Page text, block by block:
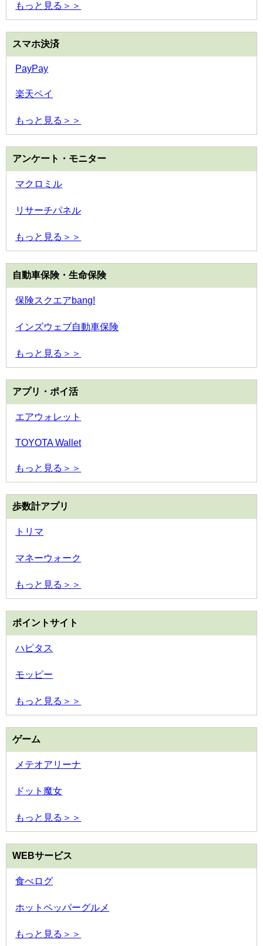
もっと見る＞＞
スマホ決済
PayPay
楽天ペイ
もっと見る＞＞
アンケート・モニター
マクロミル
リサーチパネル
もっと見る＞＞
自動車保険・生命保険
保険スクエアbang!
インズウェブ自動車保険
もっと見る＞＞
アプリ・ポイ活
エアウォレット
TOYOTA Wallet
もっと見る＞＞
歩数計アプリ
トリマ
マネーウォーク
もっと見る＞＞
ポイントサイト
ハピタス
モッピー
もっと見る＞＞
ゲーム
メテオアリーナ
ドット魔女
もっと見る＞＞
WEBサービス
食べログ
ホットペッパーグルメ
もっと見る＞＞